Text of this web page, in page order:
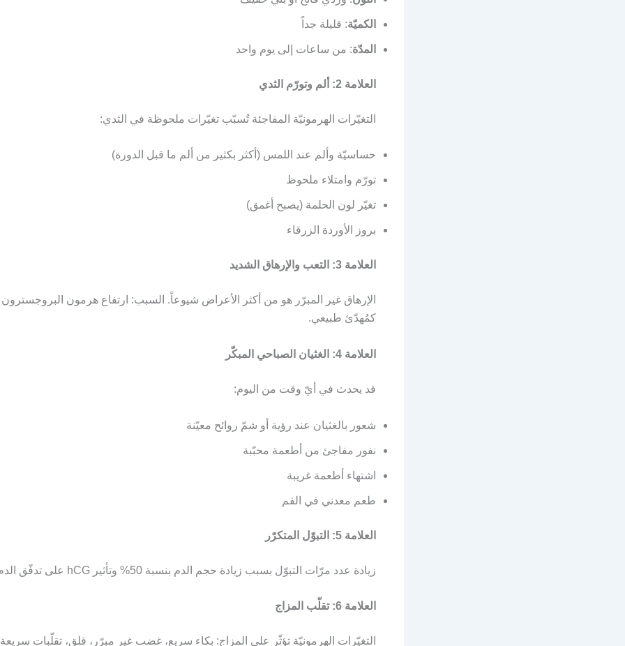
الكميّة: قليلة جداً
المدّة: من ساعات إلى يوم واحد
العلامة 2: ألم وتورّم الثدي
التغيّرات الهرمونيّة المفاجئة تُسبّب تغيّرات ملحوظة في الثدي:
حساسيّة وألم عند اللمس (أكثر بكثير من ألم ما قبل الدورة)
تورّم وامتلاء ملحوظ
تغيّر لون الحلمة (يصبح أغمق)
بروز الأوردة الزرقاء
العلامة 3: التعب والإرهاق الشديد
الإرهاق غير المبرّر هو من أكثر الأعراض شيوعاً. السبب: ارتفاع هرمون
كمُهدّئ طبيعي.
العلامة 4: الغثيان الصباحي المبكّر
قد يحدث في أيّ وقت من اليوم:
شعور بالغثيان عند رؤية أو شمّ روائح معيّنة
نفور مفاجئ من أطعمة محبّبة
اشتهاء أطعمة غريبة
طعم معدني في الفم
العلامة 5: التبوّل المتكرّر
زيادة عدد مرّات التبوّل بسبب زيادة حجم الدم بنسبة 50% وتأثير hCG على تدفّق الدم.
العلامة 6: تقلّب المزاج
التغيّرات الهرمونيّة تؤثّر على المزاج: بكاء سريع، غضب غير مبرّر، قلق، تقلّبات